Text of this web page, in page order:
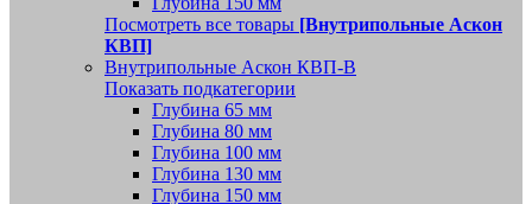
Посмотреть все товары [Внутрипольные Аскон
КВП]
Внутрипольные Аскон КВП-В
Показать подкатегории
Глубина 65 мм
Глубина 80 мм
Глубина 100 мм
Глубина 130 мм
Глубина 150 мм